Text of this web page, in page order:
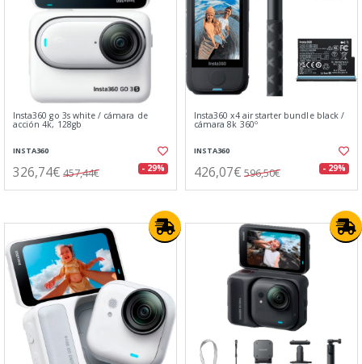
Insta360 go 3s white / cámara de
acción 4k, 128gb
INSTA360
326,74€ 457,44€ - 29%
Insta360 x4 air starter bundle black /
cámara 8k 360º
INSTA360
426,07€ 596,50€ - 29%